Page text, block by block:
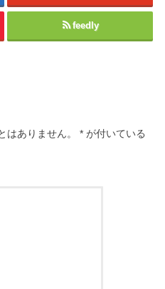
feedly
はありません。 * が付いている